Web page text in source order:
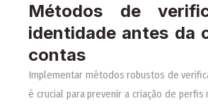
Métodos de
identidade antes da
contas
Implementar métodos robustos de
é crucial para prevenir a criação de perfis